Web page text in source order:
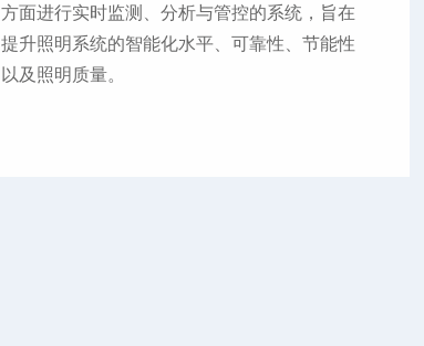
方面进行实时监测、分析与管控的系统，旨在
提升照明系统的智能化水平、可靠性、节能性
以及照明质量。